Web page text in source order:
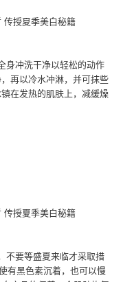
传授夏季美白秘籍
身冲洗干净以轻松的动作
再以冷水冲淋，并可抹些
在发热的肌肤上，减缓燥
传授夏季美白秘籍
不要等盛夏来临才采取措
有黑色素沉着，也可以慢